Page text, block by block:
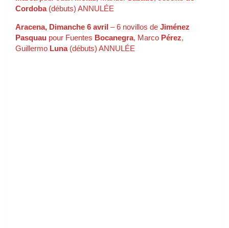
Cordoba(débuts) ANNULÉE
Aracena, Dimanche 6 avril – 6 novillos de Jiménez
Pasquau pour Fuentes Bocanegra, Marco Pérez,
Guillermo Luna (débuts) ANNULÉE